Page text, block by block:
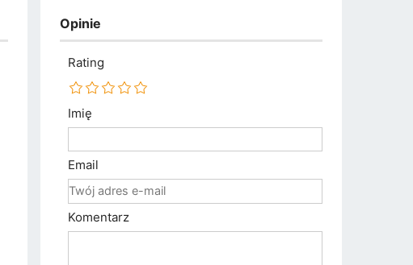
Opinie
Rating
Imię
Email
Komentarz